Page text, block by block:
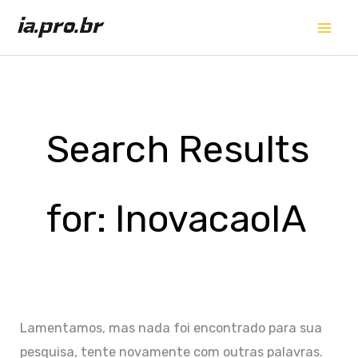
para
o
Search Results
for: InovacaoIA
Lamentamos, mas nada foi encontrado para sua
pesquisa, tente novamente com outras palavras.